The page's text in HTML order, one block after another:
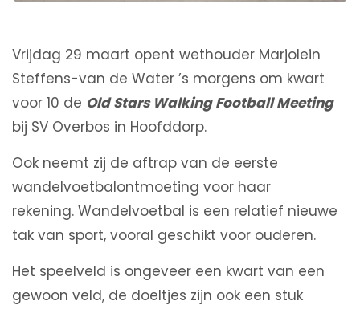
Vrijdag 29 maart opent wethouder Marjolein
Steffens-van de Water ’s morgens om kwart
voor 10 de Old Stars Walking Football Meeting
bij SV Overbos in Hoofddorp.
Ook neemt zij de aftrap van de eerste
wandelvoetbalontmoeting voor haar
rekening. Wandelvoetbal is een relatief nieuwe
tak van sport, vooral geschikt voor ouderen.
Het speelveld is ongeveer een kwart van een
gewoon veld, de doeltjes zijn ook een stuk